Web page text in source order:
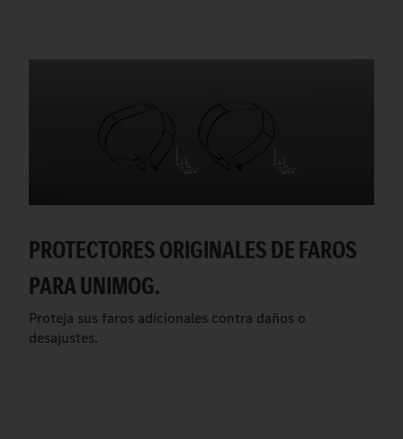
PROTECTORES ORIGINALES DE FAROS
PARA UNIMOG.
Proteja sus faros adicionales contra daños o
desajustes.